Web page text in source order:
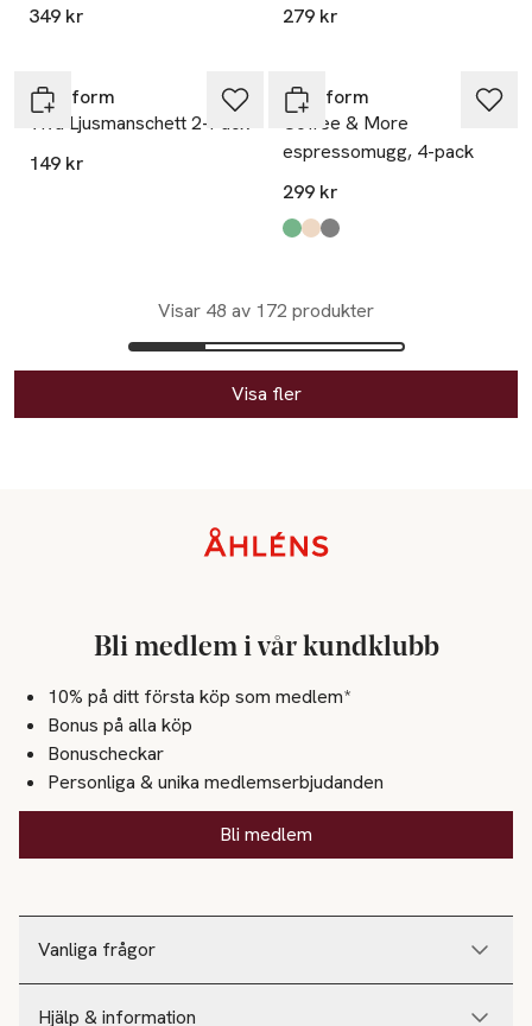
349 kr
279 kr
Sagaform
Viva Ljusmanschett 2-Pack
149 kr
Sagaform
Coffee & More
espressomugg, 4-pack
299 kr
Produkten finns i färgerna:
Green,
Beige,
Grey,
Visar 48 av 172 produkter
Visa fler
Vanliga frågor
Hjälp & information
Bli medlem i vår kundklubb
10% på ditt första köp som medlem*
Bonus på alla köp
Bonuscheckar
Personliga & unika medlemserbjudanden
Bli medlem